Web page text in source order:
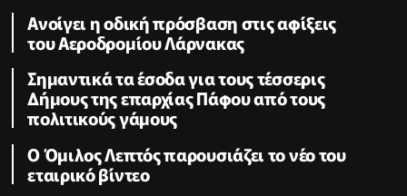
Ανοίγει η οδική πρόσβαση στις αφίξεις
του Αεροδρομίου Λάρνακας
Σημαντικά τα έσοδα για τους τέσσερις
Δήμους της επαρχίας Πάφου από τους
πολιτικούς γάμους
Ο Όμιλος Λεπτός παρουσιάζει το νέο του
εταιρικό βίντεο